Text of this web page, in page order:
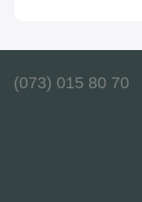
(073) 015 80 70